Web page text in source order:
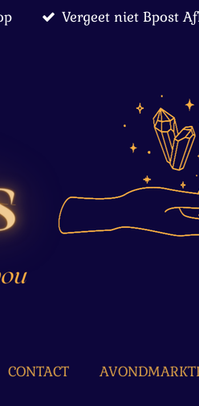
Vergeet niet Bpost
CONTACT